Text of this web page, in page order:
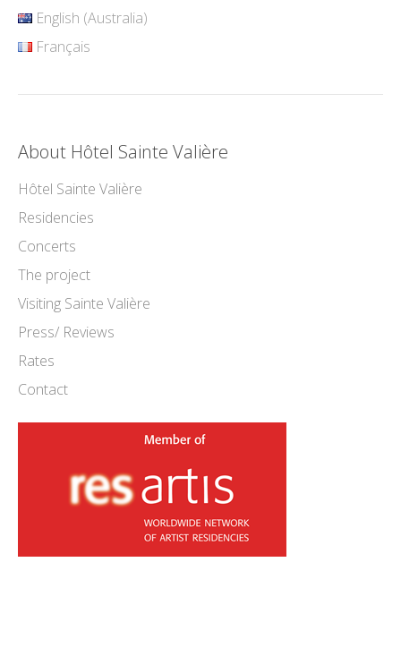
English (Australia)
Français
About Hôtel Sainte Valière
Hôtel Sainte Valière
Residencies
Concerts
The project
Visiting Sainte Valière
Press/ Reviews
Rates
Contact